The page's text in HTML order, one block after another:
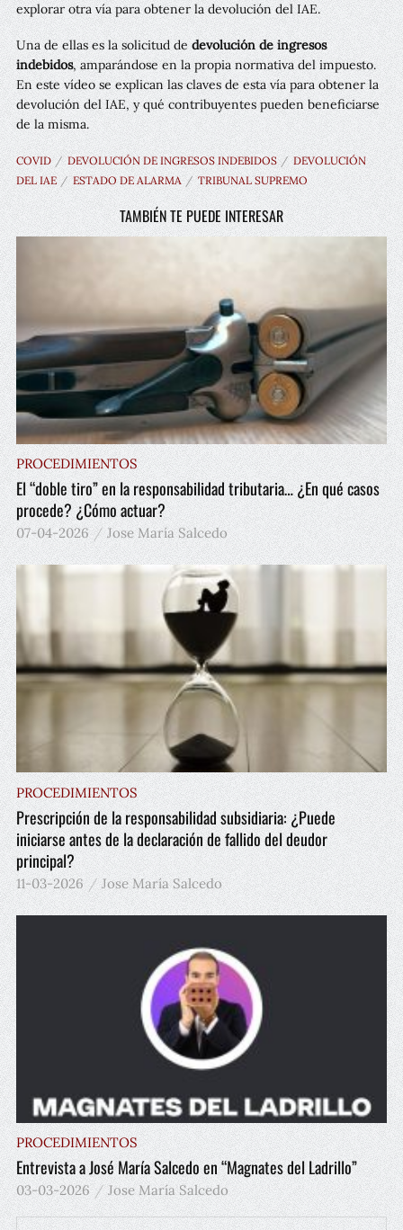
explorar otra vía para obtener la devolución del IAE.
Una de ellas es la solicitud dedevolución de ingresos
indebidos, amparándose en la propia normativa del impuesto.
En este vídeo se explican las claves de esta vía para obtener la
devolución del IAE, y qué contribuyentes pueden beneficiarse
de la misma.
COVID DEVOLUCIÓN DE INGRESOS INDEBIDOS
DEVOLUCIÓN
DEL IAE
ESTADO DE ALARMA TRIBUNAL SUPREMO
TAMBIÉN TE PUEDE INTERESAR
PROCEDIMIENTOS
El “doble tiro” en la responsabilidad tributaria… ¿En qué casos
procede? ¿Cómo actuar?
07-04-2026 Jose María Salcedo
PROCEDIMIENTOS
Prescripción de la responsabilidad subsidiaria: ¿Puede
iniciarse antes de la declaración de fallido del deudor
principal?
11-03-2026 Jose María Salcedo
PROCEDIMIENTOS
Entrevista a José María Salcedo en “Magnates del Ladrillo”
03-03-2026 Jose María Salcedo